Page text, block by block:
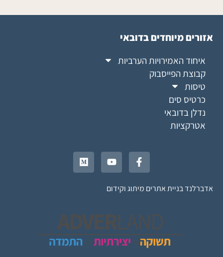
אזורים מיוחדים בדובאי
איחוד האמירויות הערביות
קבוצת הפייסבוק
טיסות
כרטיס סים
נדלן בדובאי
אטרקציות
אדברלנד בניית אתרים מיתוג וקידום